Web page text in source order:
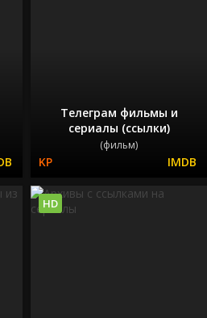
Телеграм фильмы и
сериалы (ссылки)
(фильм)
HD